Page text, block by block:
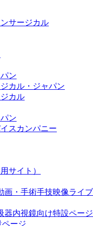
サージカル
ン
カル・ジャパン
カル
ン
スカンパニー
サイト）
画・手術手技映像ライ
器内視鏡向け特設ページ
ページ